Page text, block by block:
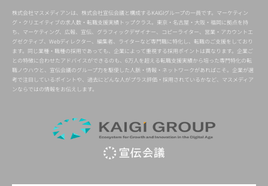
株式会社マスメディアンは、株式会社宣伝会議と構成するKAIGIグループの一員です。マーケティン
グ・クリエイティブの求人数・転職支援実績トップクラス。東京・名古屋・大阪・福岡に拠点を持
ち、マーケティング、広報、宣伝、グラフィックデザイナー、コピーライター、営業・アカウントエ
グゼクティブ、Webディレクター、編集者、ライターなど専門職に特化し、転職のご支援をしており
ます。同じ業種・職種の採用であっても、企業によって重視する採用ポイントは異なります。企業ご
との特徴に合わせたアドバイスができるのも、6万人を超える転職支援実績から培った専門特化の転
職ノウハウと、宣伝会議のグループ力を駆使した人脈・情報・ネットワークがあればこそ。企業が選
考で注目しているポイントや、過去にどんな人がプラス評価・採用されているかなど、マスメディア
ンならではの情報をお伝えします。